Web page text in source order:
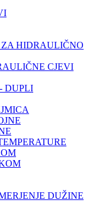
HIDRAULIČNO
CJEVI
DUPLI
DUŽINE